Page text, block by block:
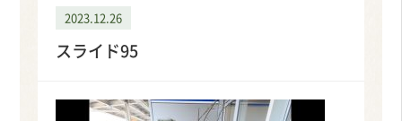
2023.12.26
スライド95